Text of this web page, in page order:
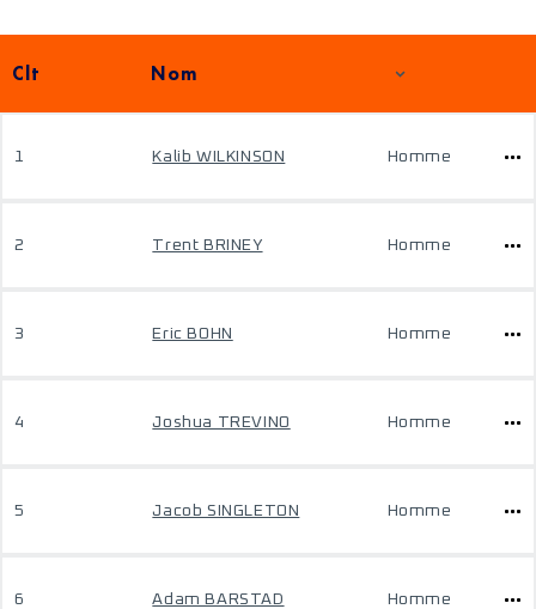
Clt Nom
1 Kalib WILKINSON Homme
2 Trent BRINEY Homme
3 Eric BOHN Homme
4 Joshua TREVINO Homme
5 Jacob SINGLETON Homme
6 Adam BARSTAD Homme